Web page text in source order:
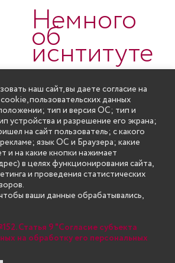
Немного
об
иснтитуте
Институт Информационных
технологий и систем связи
является одним из самых
молодых в университете, но
уже за время своего
существования успел занять
одну из лидирующих
позиций в ВУЗе. Наш
квалифицированные кадры в
области информационных и
наш сайт, вы даете согласие на
пользовательских данных
тип и версия ОС; тип и
устройства и разрешение его экрана;
на сайт пользователь; с какого
язык ОС и Браузера; какие
и на какие кнопки нажимает
в целях функционирования сайта,
и проведения статистических
ваши данные обрабатывались,
Статья 9 "Согласие субъекта
на обработку его персональных